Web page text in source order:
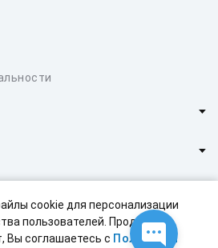
cookie для персонализации
пользователей. Продолжая
Вы соглашаетесь с Политикой